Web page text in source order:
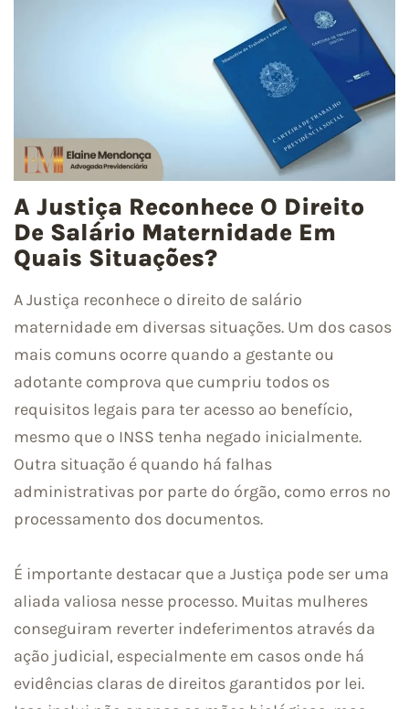
A Justiça Reconhece O Direito
De Salário Maternidade Em
Quais Situações?
A Justiça reconhece o direito de salário
maternidade em diversas situações. Um dos casos
mais comuns ocorre quando a gestante ou
adotante comprova que cumpriu todos os
requisitos legais para ter acesso ao benefício,
mesmo que o INSS tenha negado inicialmente.
Outra situação é quando há falhas
administrativas por parte do órgão, como erros no
processamento dos documentos.
É importante destacar que a Justiça pode ser uma
aliada valiosa nesse processo. Muitas mulheres
conseguiram reverter indeferimentos através da
ação judicial, especialmente em casos onde há
evidências claras de direitos garantidos por lei.